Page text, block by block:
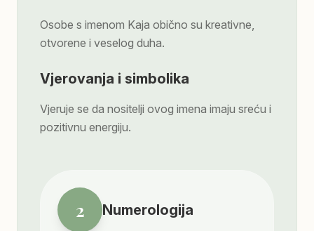
Osobe s imenom Kaja obično su kreativne,
otvorene i veselog duha.
Vjerovanja i simbolika
Vjeruje se da nositelji ovog imena imaju sreću i
pozitivnu energiju.
2 Numerologija